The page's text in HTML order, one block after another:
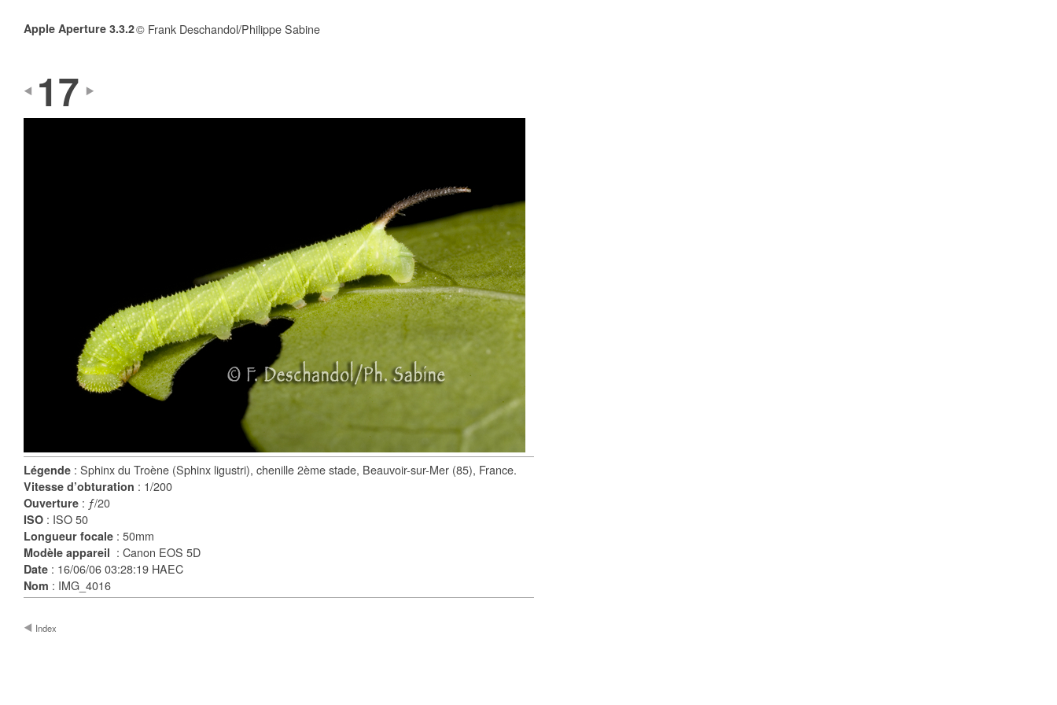
Apple Aperture 3.3.2© Frank Deschandol/Philippe Sabine
17
Légende : Sphinx du Troène (Sphinx ligustri), chenille 2ème stade, Beauvoir-sur-Mer (85), France.
Vitesse d’obturation : 1/200
Ouverture : ƒ/20
ISO : ISO 50
Longueur focale : 50mm
Modèle appareil : Canon EOS 5D
Date : 16/06/06 03:28:19 HAEC
Nom : IMG_4016
Index